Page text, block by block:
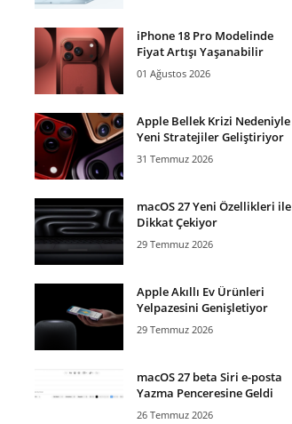
iPhone 18 Pro Modelinde
Fiyat Artışı Yaşanabilir
01 Ağustos 2026
Apple Bellek Krizi Nedeniyle
Yeni Stratejiler Geliştiriyor
31 Temmuz 2026
macOS 27 Yeni Özellikleri ile
Dikkat Çekiyor
29 Temmuz 2026
Apple Akıllı Ev Ürünleri
Yelpazesini Genişletiyor
29 Temmuz 2026
macOS 27 beta Siri e-posta
Yazma Penceresine Geldi
26 Temmuz 2026